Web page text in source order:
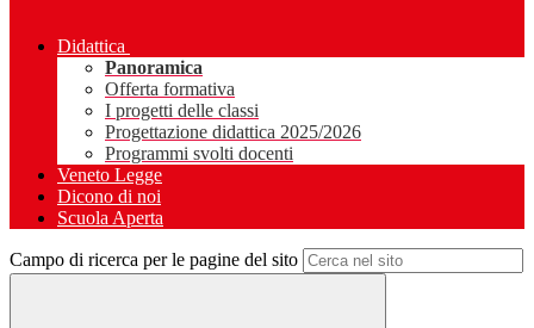
Didattica
Panoramica
Offerta formativa
I progetti delle classi
Progettazione didattica 2025/2026
Programmi svolti docenti
Veneto Legge
Dicono di noi
Scuola Aperta
Campo di ricerca per le pagine del sito